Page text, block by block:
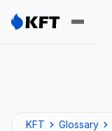
KFT Glossary